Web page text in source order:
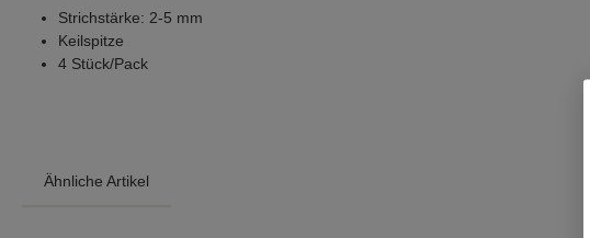
Strichstärke: 2-5 mm
Keilspitze
4 Stück/Pack
Ähnliche Artikel